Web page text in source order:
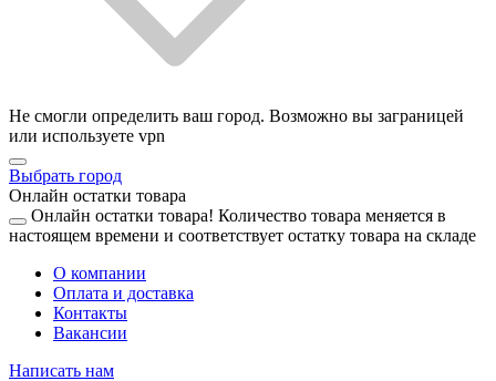
Не смогли определить ваш город. Возможно вы заграницей
или используете vpn
Выбрать город
Онлайн остатки товара
Онлайн остатки товара! Количество товара меняется в
настоящем времени и соответствует остатку товара на складе
О компании
Оплата и доставка
Контакты
Вакансии
Написать нам